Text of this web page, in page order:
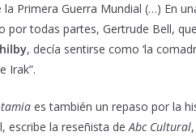
la Primera Guerra Mundial (…) En
por todas partes, Gertrude Bell,
, decía sentirse como ‘la
Irak”.
es también un repaso por la
escribe la reseñista deAbc Cultural